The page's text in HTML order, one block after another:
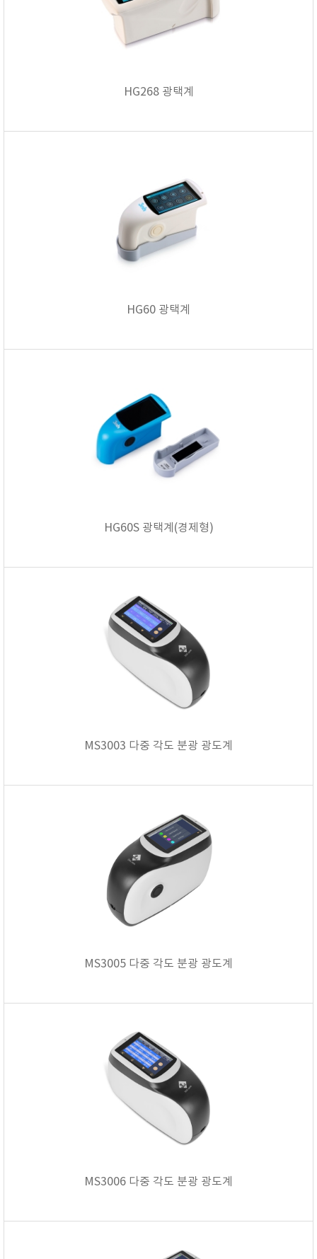
HG268 광택계
HG60 광택계
HG60S 광택계(경제형)
MS3003 다중 각도 분광 광도계
MS3005 다중 각도 분광 광도계
MS3006 다중 각도 분광 광도계